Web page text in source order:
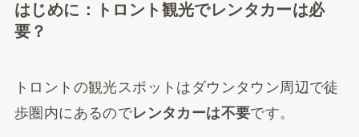
はじめに：トロント観光でレンタカーは必
要？
トロントの観光スポットはダウンタウン周辺で徒
歩圏内にあるのでレンタカーは不要です。